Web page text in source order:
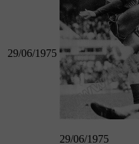
29/06/1975
29/06/1975